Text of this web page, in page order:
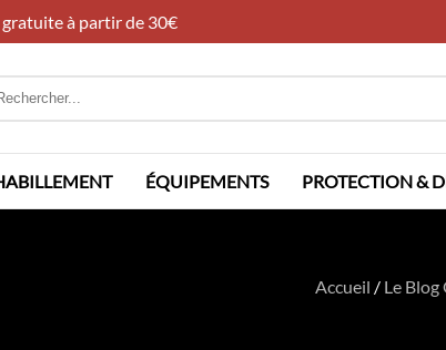
à partir de 30€
ÉQUIPEMENTS PROTECTION &
Accueil / Le Blog